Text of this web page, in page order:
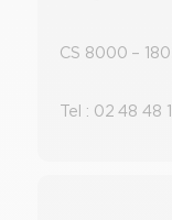
CS 8000 –
Tel : 02 48 48